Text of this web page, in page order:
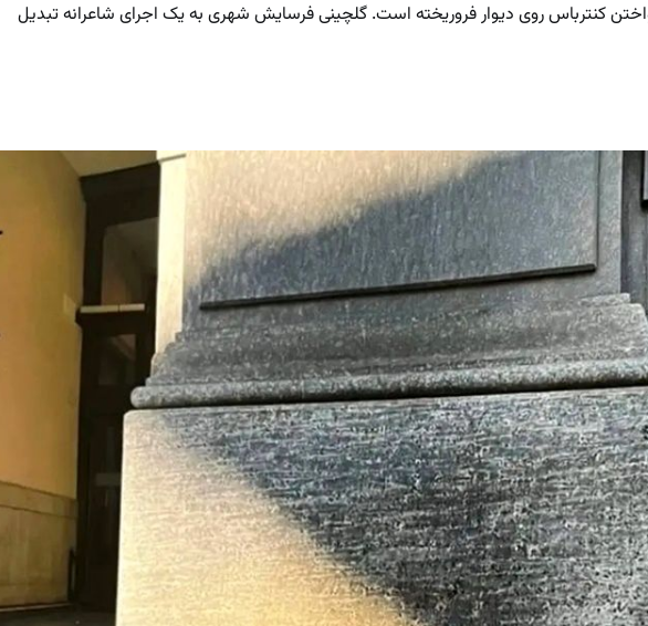
کنترباس روی دیوار فروریخته است. گلچینی فرسایش شهری به یک اجرای شاعرانه تبدیل